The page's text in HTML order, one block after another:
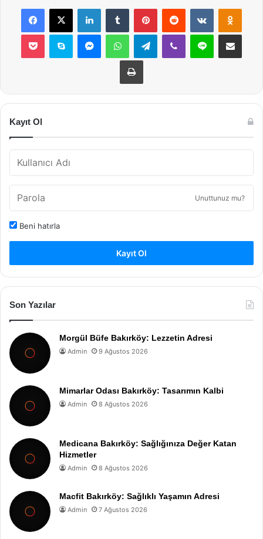
Facebook
X LinkedInTumblr PinterestReddit VKontakte
Pocket Skype MessengerWhatsAppTelegramViber Line E-Posta ile
Yazdır
Kayıt Ol
Unuttunuz mu?
Beni hatırla
Kayıt Ol
Son Yazılar
Morgül Büfe Bakırköy: Lezzetin Adresi
Admin 9 Ağustos 2026
Mimarlar Odası Bakırköy: Tasarımın Kalbi
Admin 8 Ağustos 2026
Medicana Bakırköy: Sağlığınıza Değer Katan
Hizmetler
Admin 8 Ağustos 2026
Macfit Bakırköy: Sağlıklı Yaşamın Adresi
Admin 7 Ağustos 2026